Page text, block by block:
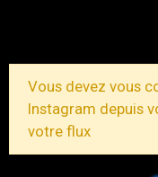
Vous devez vous
Instagram depuis
votre flux